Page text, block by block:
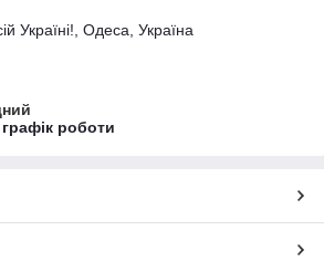
Україні!, Одеса, Україна
роботи